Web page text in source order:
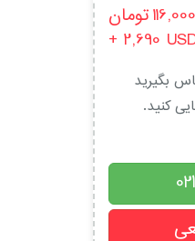
تومان
+ 2,690
بگیرید
کنید.